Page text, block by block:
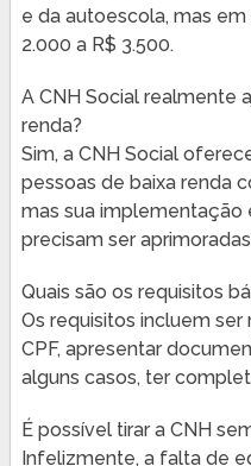
e da autoescola, mas
2.000 a R$ 3.500.
A CNH Social realmente
renda?
Sim, a CNH Social
pessoas de baixa renda
mas sua implementação
precisam ser
Quais são os requisitos
Os requisitos incluem ser
CPF, apresentar
alguns casos, ter
É possível tirar a CNH
Infelizmente, a falta de